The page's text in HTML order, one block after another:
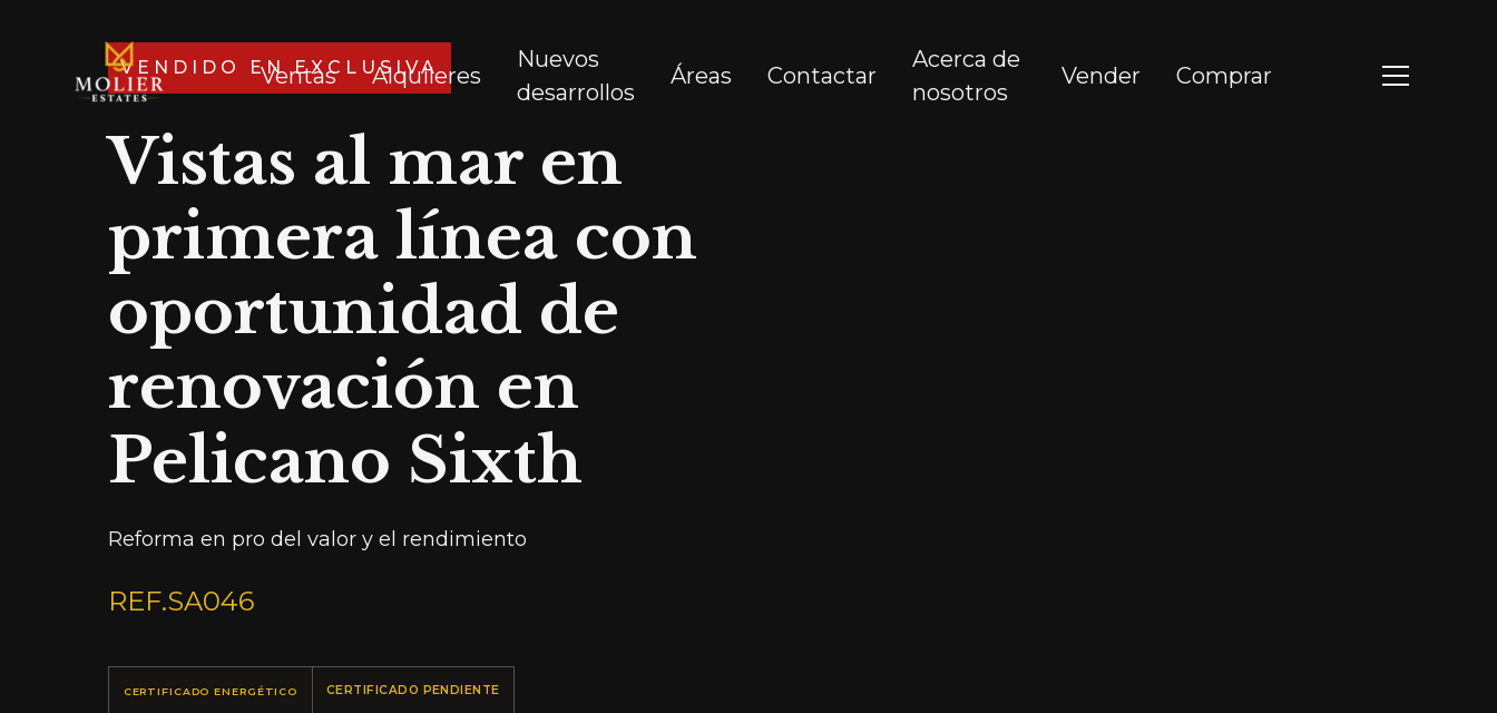
Ventas Alquileres
Nuevos
desarrollos
Áreas Contactar
Acerca de
nosotros
Vender Comprar
VENDIDO EN EXCLUSIVA
Vistas al mar en
primera línea con
oportunidad de
renovación en
Pelicano Sixth
Reforma en pro del valor y el rendimiento
REF.SA046
CERTIFICADO ENERGÉTICO CERTIFICADO PENDIENTE